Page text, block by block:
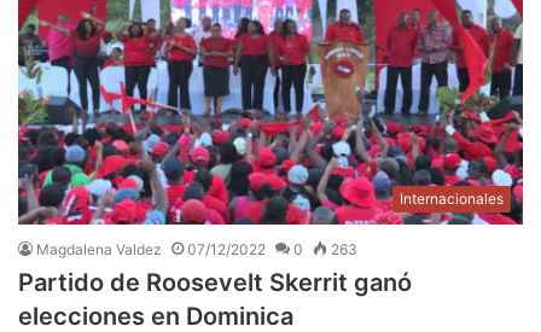
Internacionales
Magdalena Valdez 07/12/2022 0 263
Partido de Roosevelt Skerrit ganó
elecciones en Dominica